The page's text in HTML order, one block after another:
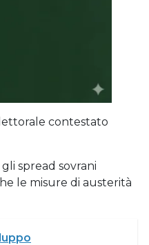
contestato
spread sovrani
le misure di austerità